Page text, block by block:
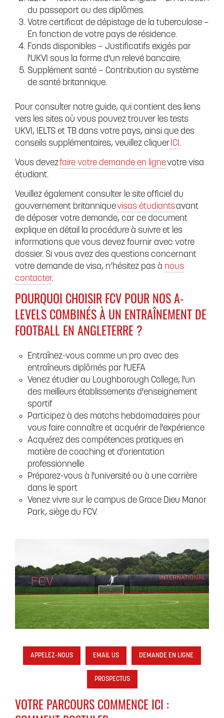
du passeport ou des diplômes.
Votre certificat de dépistage de la tuberculose –
En fonction de votre pays de résidence.
Fonds disponibles – Justificatifs exigés par
l'UKVI sous la forme d'un relevé bancaire.
Supplément santé – Contribution au système
de santé britannique.
Pour consulter notre guide, qui contient des liens
vers les sites où vous pouvez trouver les tests
UKVI, IELTS et TB dans votre pays, ainsi que des
conseils supplémentaires, veuillez cliquer ICI .
Vous devezfaire votre demande en lignevotre visa
étudiant.
Veuillez également consulter le site officiel du
gouvernement britanniquevisas étudiantsavant
de déposer votre demande, car ce document
explique en détail la procédure à suivre et les
informations que vous devez fournir avec votre
dossier. Si vous avez des questions concernant
votre demande de visa, n’hésitez pas à nous
contacter.
POURQUOI CHOISIR FCV POUR NOS A-
LEVELS COMBINÉS À UN ENTRAÎNEMENT DE
FOOTBALL EN ANGLETERRE ?
Entraînez-vous comme un pro avec des
entraîneurs diplômés par l'UEFA
Venez étudier au Loughborough College, l'un
des meilleurs établissements d'enseignement
sportif
Participez à des matchs hebdomadaires pour
vous faire connaître et acquérir de l'expérience
Acquérez des compétences pratiques en
matière de coaching et d'orientation
professionnelle
Préparez-vous à l'université ou à une carrière
dans le sport
Venez vivre sur le campus de Grace Dieu Manor
Park, siège du FCV.
APPELEZ-NOUS EMAIL US DEMANDE EN LIGNE
PROSPECTUS
VOTRE PARCOURS COMMENCE ICI :